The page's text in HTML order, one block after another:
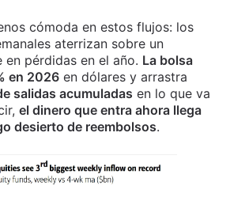
cómoda en estos flujos: los
aterrizan sobre un
en pérdidas en el año. La bolsa
en 2026 en dólares y arrastra
salidas acumuladas en lo que va
el dinero que entra ahora llega
desierto de reembolsos.